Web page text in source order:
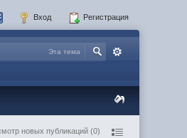
Вход Регистрация
Эта тема
новых публикаций (0)